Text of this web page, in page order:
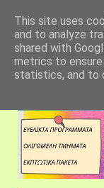
This site uses
and to analyze
shared with
metrics to
statistics, and to